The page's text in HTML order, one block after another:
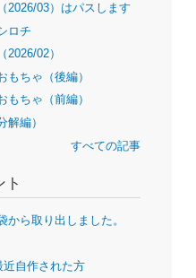
2026/03）はパスします
ロチ
02）
もちゃ（後編）
もちゃ（前編）
解編）
すべての記事
ト
から取り出しました。
近自作された方